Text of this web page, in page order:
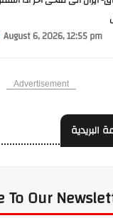
August 6, 2026, 12:55 pm
Advertisement
البريدية
To Our